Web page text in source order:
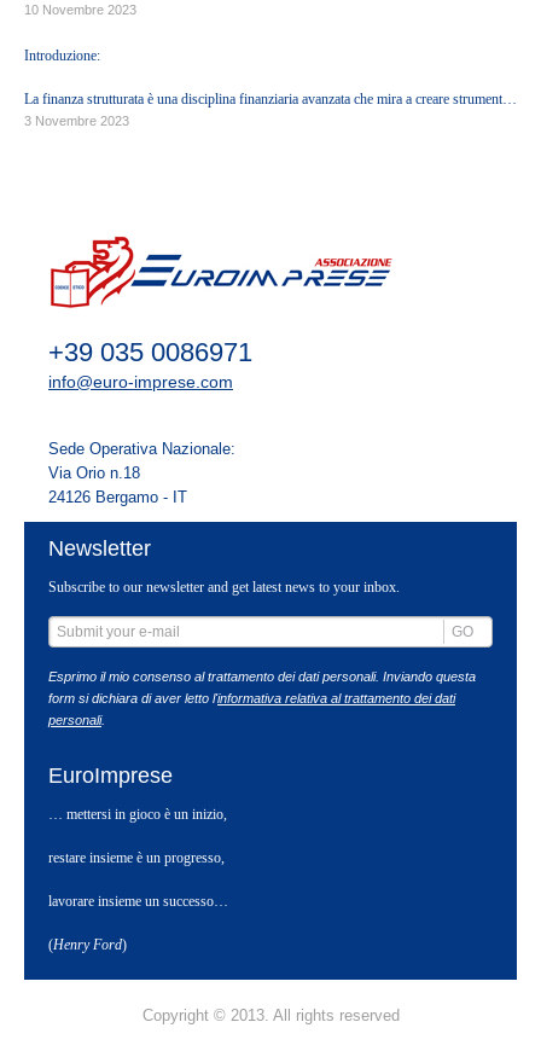
d'Imposta generati dalle normative ascrivibili all'Eco-sisma Bonus, Superbonus e c.d.
10 Novembre 2023
Introduzione:
La finanza strutturata è una disciplina finanziaria avanzata che mira a creare strumenti
finanziari complessi per soddisfare le esigenze specifiche dei clienti. In questo
Contatti:info@dinamicasrl.cloud
3 Novembre 2023
+39 035 0086971
info@euro-imprese.com
Sede Operativa Nazionale:
Via Orio n.18
24126 Bergamo - IT
Newsletter
Subscribe to our newsletter and get latest news to your inbox.
GO
Esprimo il mio consenso al trattamento dei dati personali. Inviando questa
form si dichiara di aver letto l'informativa relativa al trattamento dei dati
personali.
EuroImprese
… mettersi in gioco è un inizio,
restare insieme è un progresso,
lavorare insieme un successo…
(Henry Ford)
Copyright © 2013. All rights reserved